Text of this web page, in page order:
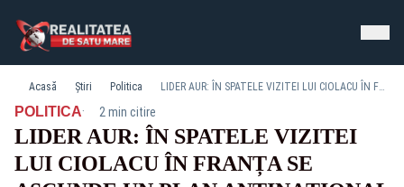
Acasă Știri Politica LIDER AUR: ÎN SPATELE VIZITEI LUI CIOLACU ÎN FRANȚA SE ASCUNDE UN PLAN ANTINAŢIONAL DE SUBMINARE A APĂRĂRII NAŢIONALE ŞI A ECONOMIEI ROMÂNIEI
POLITICA· 2 min citire
LIDER AUR: ÎN SPATELE VIZITEI
LUI CIOLACU ÎN FRANȚA SE